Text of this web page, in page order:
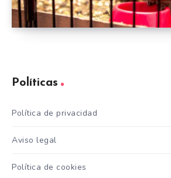
Políticas
Política de privacidad
Aviso legal
Política de cookies